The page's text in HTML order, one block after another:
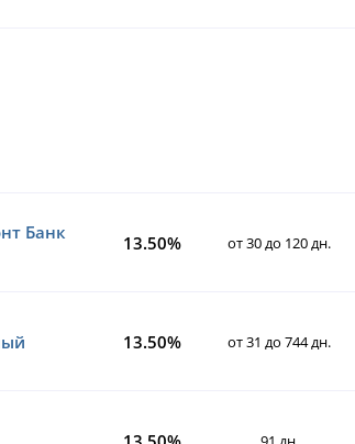
Банк
13.50% от 30 до 120 дн.
13.50% от 31 до 744 дн.